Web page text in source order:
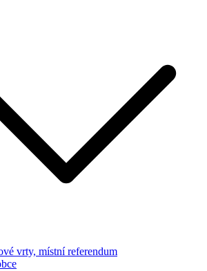
vrty, místní referendum